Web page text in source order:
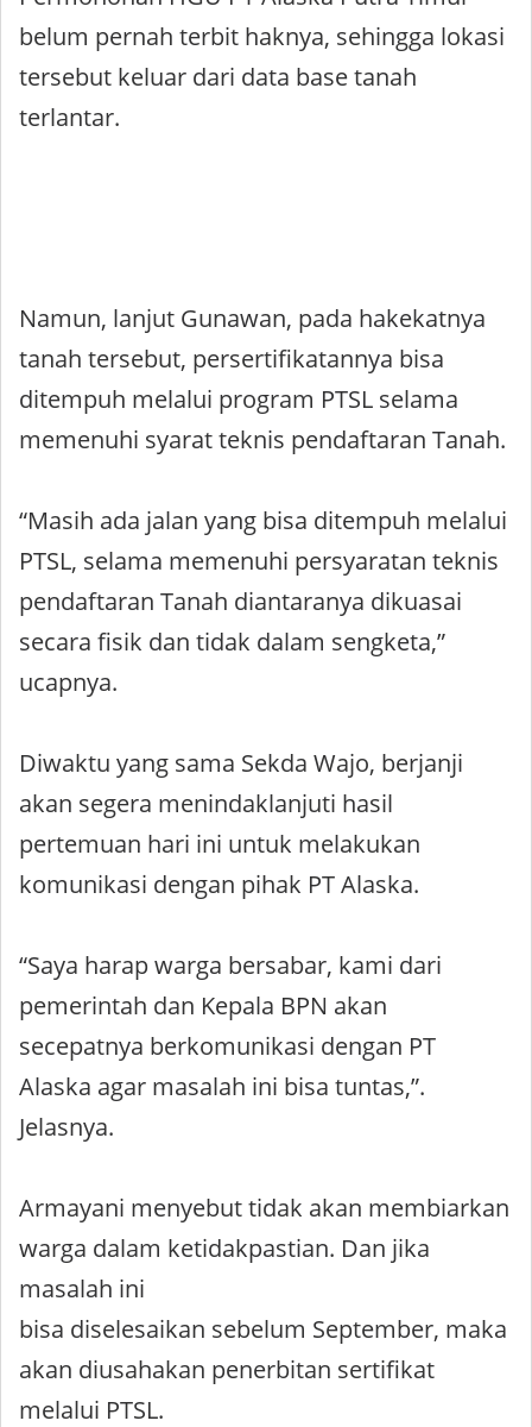
belum pernah terbit haknya, sehingga lokasi
tersebut keluar dari data base tanah
terlantar.
Namun, lanjut Gunawan, pada hakekatnya
tanah tersebut, persertifikatannya bisa
ditempuh melalui program PTSL selama
memenuhi syarat teknis pendaftaran Tanah.
“Masih ada jalan yang bisa ditempuh melalui
PTSL, selama memenuhi persyaratan teknis
pendaftaran Tanah diantaranya dikuasai
secara fisik dan tidak dalam sengketa,”
ucapnya.
Diwaktu yang sama Sekda Wajo, berjanji
akan segera menindaklanjuti hasil
pertemuan hari ini untuk melakukan
komunikasi dengan pihak PT Alaska.
“Saya harap warga bersabar, kami dari
pemerintah dan Kepala BPN akan
secepatnya berkomunikasi dengan PT
Alaska agar masalah ini bisa tuntas,”.
Jelasnya.
Armayani menyebut tidak akan membiarkan
warga dalam ketidakpastian. Dan jika
masalah ini
bisa diselesaikan sebelum September, maka
akan diusahakan penerbitan sertifikat
melalui PTSL.